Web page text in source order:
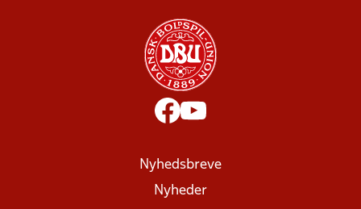
Nyhedsbreve
Nyheder